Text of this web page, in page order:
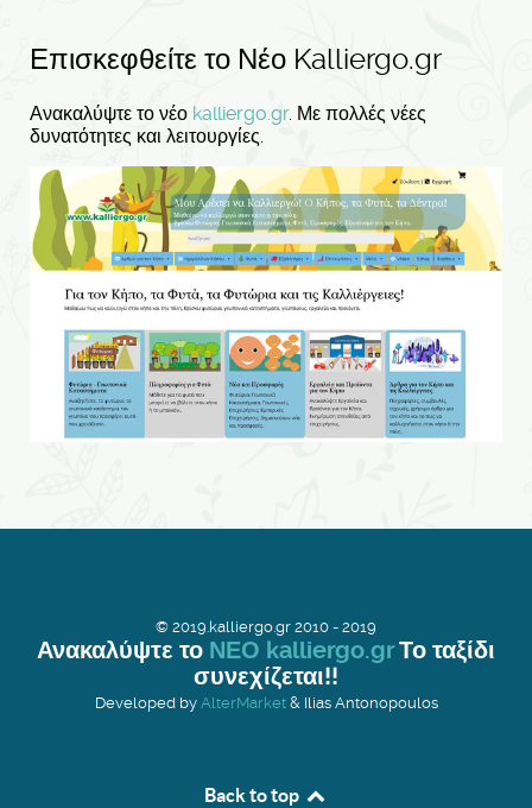
Επισκεφθείτε το Νέο Kalliergo.gr
Ανακαλύψτε το νέο kalliergo.gr. Με πολλές νέες
δυνατότητες και λειτουργίες.
© 2019.kalliergo.gr 2010 - 2019
Ανακαλύψτε το ΝΕΟ kalliergo.grΤο ταξίδι
συνεχίζεται!!
Developed by AlterMarket& Ilias Antonopoulos
Back to top